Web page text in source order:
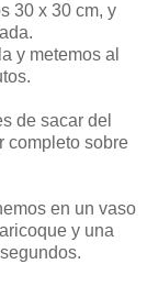
30 x 30 cm, y
y metemos al
de sacar del
completo sobre
en un vaso
y una